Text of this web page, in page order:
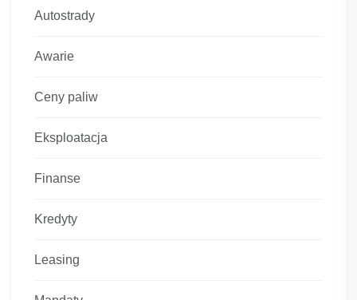
Autostrady
Awarie
Ceny paliw
Eksploatacja
Finanse
Kredyty
Leasing